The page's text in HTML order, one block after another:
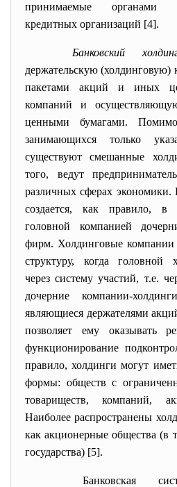
принимаемые органами
кредитных организаций [4].
Банковский
держательскую
пакетами акций и иных
компаний и
ценными бумагами.
занимающихся только
существуют смешанные
того, ведут
различных сферах экономики.
создается, как правило, в
головной компанией
фирм. Холдинговые
структуру, когда головной
через систему участий, т.е.
дочерние компании-
являющиеся держателями
позволяет ему оказывать
функционирование
правило, холдинги могут
формы: обществ с
товариществ, компаний,
Наиболее распространены
как акционерные общества (в
государства) [5].
Банковская